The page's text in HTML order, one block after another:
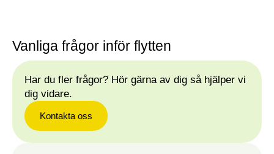
Vanliga frågor inför flytten
Har du fler frågor? Hör gärna av dig så hjälper vi
dig vidare.
Kontakta oss